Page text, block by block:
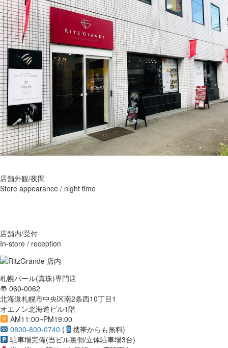
店舗外観/夜間
Store appearance / night time
店舗内/受付
In-store / reception
札幌パール(真珠)専門店
〠 060-0062
北海道札幌市中央区南2条西10丁目1
オエノン北海道ビル1階
AM11:00~PM19:00
0800-800-0740 (
携帯からも無料)
駐車場完備(当ビル裏側/立体駐車場3台)